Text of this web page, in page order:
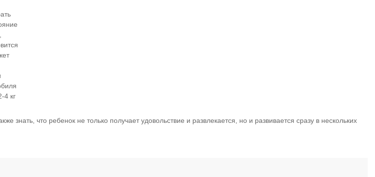
4 кг
что ребенок не только получает удовольствие и развлекается, но и развивается сразу в нескольких